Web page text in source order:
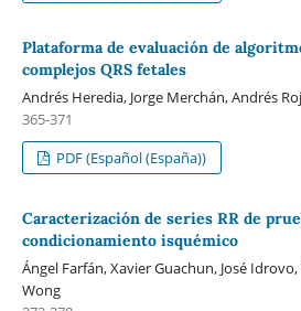
Plataforma de evaluación de
complejos QRS fetales
Andrés Heredia, Jorge Merchán, Andrés
365-371
PDF (Español (España))
Caracterización de series RR de
condicionamiento isquémico
Ángel Farfán, Xavier Guachun, José
Wong